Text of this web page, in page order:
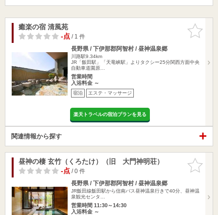
お気に入
りに追加
癒楽の宿 清風苑
-点/ 1 件
長野県 / 下伊那郡阿智村 / 昼神温泉郷
川路駅9.34km
JR「飯田駅」「天竜峡駅」よりタクシー25分関西方面中央
自動車道園原…
営業時間
入浴料金 ～
宿泊 エステ・マッサージ
楽天トラベルの宿泊プランを見る
関連情報から探す
お気に入
りに追加
昼神の棲 玄竹（くろたけ）（旧 大門神明荘）
-点/ 0 件
長野県 / 下伊那郡阿智村 / 昼神温泉郷
JR飯田線飯田駅から信南バス昼神温泉行きで40分、昼神温
泉観光センタ…
営業時間 11:30～14:30
入浴料金 ～